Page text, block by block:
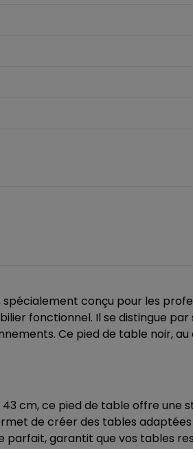
conçu pour les
fonctionnel. Il se distingue
Ce pied de table noir,
cm, ce pied de table offre
de créer des tables
parfait, garantit que vos tables